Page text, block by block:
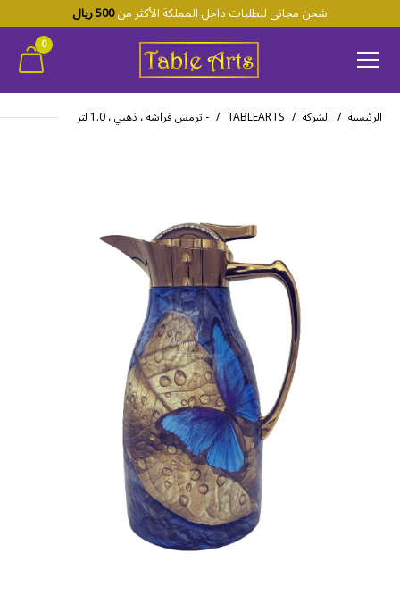
شحن مجاني للطلبات داخل المملكة الأكثر من500 ريال
0
الرئيسية الشركة TABLEARTS - ترمس فراشة ، ذهبي ، 1.0 لتر